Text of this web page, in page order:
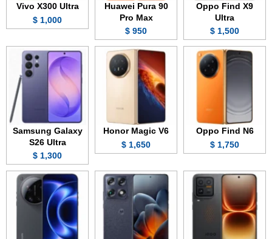
Oppo Find X9
Ultra
1,500 $
Huawei Pura 90
Pro Max
950 $
Vivo X300 Ultra
1,000 $
Oppo Find N6
1,750 $
Honor Magic V6
1,650 $
Samsung Galaxy
S26 Ultra
1,300 $